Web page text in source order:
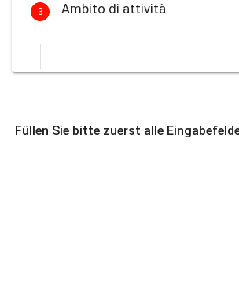
3 Ambito di attività
Füllen Sie bitte zuerst alle